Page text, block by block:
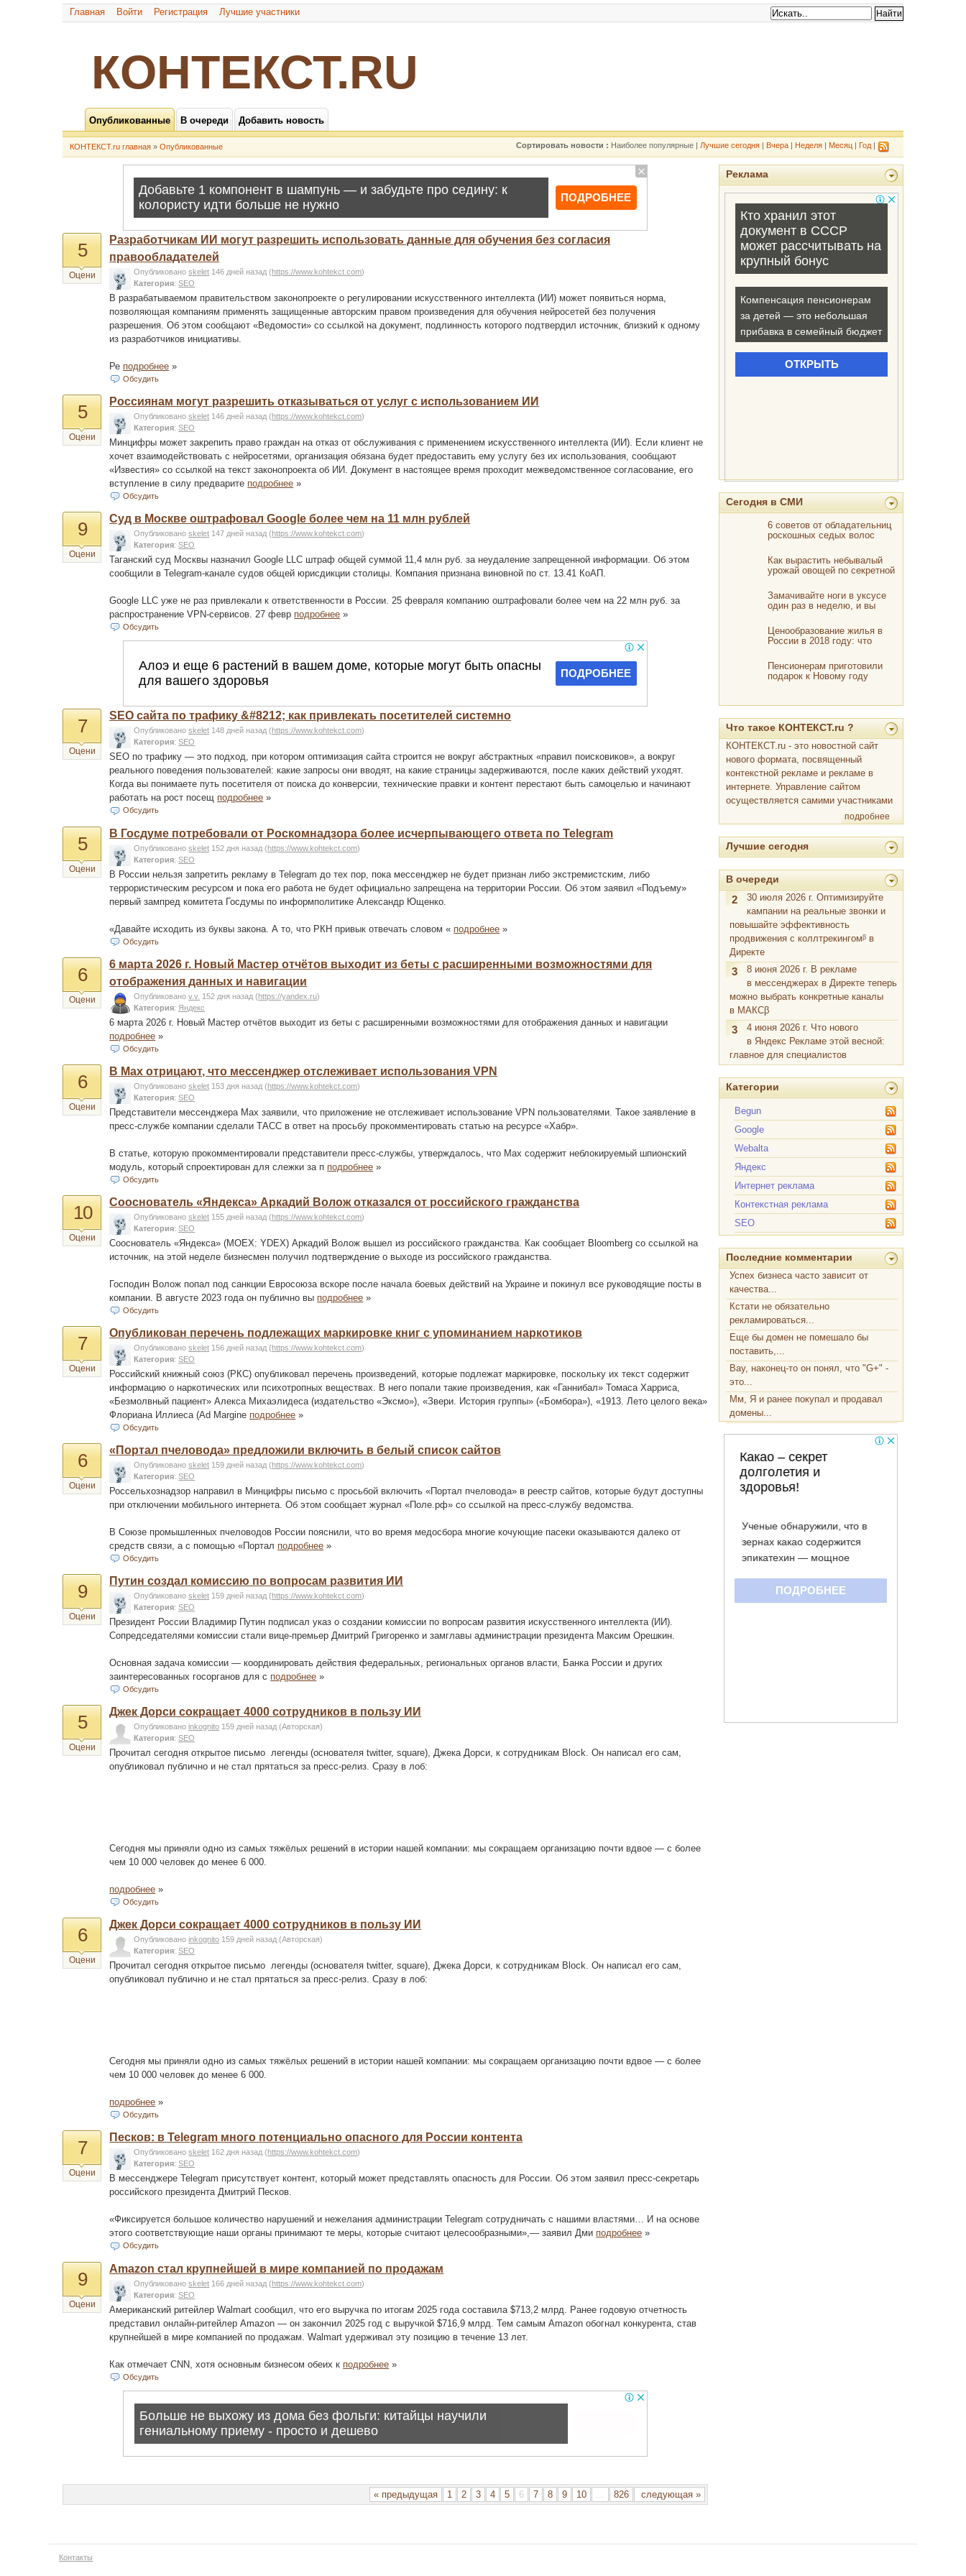
Главная Войти Регистрация Лучшие участники
КОНТЕКСТ.RU
Опубликованные В очереди Добавить новость
КОНТЕКСТ.ru главная »Опубликованные Сортировать новости : Наиболее популярные | Лучшие сегодня| Вчера| Неделя| Месяц| Год|
5
Оцени
Разработчикам ИИ могут разрешить использовать данные для обучения без согласия
правообладателей
Опубликованоskelet 146 дней назад(https://www.kohtekct.com)
Категория:SEO
В разрабатываемом правительством законопроекте о регулировании искусственного интеллекта (ИИ) может появиться норма,
позволяющая компаниям применять защищенные авторским правом произведения для обучения нейросетей без получения
разрешения. Об этом сообщают «Ведомости» со ссылкой на документ, подлинность которого подтвердил источник, близкий к одному
из разработчиков инициативы.
Ре подробнее »
Обсудить
5
Оцени
Россиянам могут разрешить отказываться от услуг с использованием ИИ
Опубликованоskelet 146 дней назад(https://www.kohtekct.com)
Категория:SEO
Минцифры может закрепить право граждан на отказ от обслуживания с применением искусственного интеллекта (ИИ). Если клиент не
хочет взаимодействовать с нейросетями, организация обязана будет предоставить ему услугу без их использования, сообщают
«Известия» со ссылкой на текст законопроекта об ИИ. Документ в настоящее время проходит межведомственное согласование, его
вступление в силу предварите подробнее »
Обсудить
9
Оцени
Суд в Москве оштрафовал Google более чем на 11 млн рублей
Опубликованоskelet 147 дней назад( https://www.kohtekct.com)
Категория:SEO
Таганский суд Москвы назначил Google LLC штраф общей суммой 11,4 млн руб. за неудаление запрещенной информации. Об этом
сообщили в Telegram-канале судов общей юрисдикции столицы. Компания признана виновной по ст. 13.41 КоАП.
Google LLC уже не раз привлекали к ответственности в России. 25 февраля компанию оштрафовали более чем на 22 млн руб. за
распространение VPN-сервисов. 27 февр подробнее »
Обсудить
7
Оцени
SEO сайта по трафику &#8212; как привлекать посетителей системно
Опубликованоskelet 148 дней назад( https://www.kohtekct.com)
Категория:SEO
SEO по трафику — это подход, при котором оптимизация сайта строится не вокруг абстрактных «правил поисковиков», а вокруг
реального поведения пользователей: какие запросы они вводят, на какие страницы задерживаются, после каких действий уходят.
Когда вы понимаете путь посетителя от поиска до конверсии, технические правки и контент перестают быть самоцелью и начинают
работать на рост посещ подробнее »
Обсудить
5
Оцени
В Госдуме потребовали от Роскомнадзора более исчерпывающего ответа по Telegram
Опубликованоskelet 152 дня назад(https://www.kohtekct.com)
Категория:SEO
В России нельзя запретить рекламу в Telegram до тех пор, пока мессенджер не будет признан либо экстремистским, либо
террористическим ресурсом и пока его работа не будет официально запрещена на территории России. Об этом заявил «Подъему»
первый зампред комитета Госдумы по информполитике Александр Ющенко.
«Давайте исходить из буквы закона. А то, что РКН привык отвечать словом « подробнее »
Обсудить
6
Оцени
6 марта 2026 г. Новый Мастер отчётов выходит из беты с расширенными возможностями для
отображения данных и навигации
Опубликованоv.v. 152 дня назад(https://yandex.ru)
Категория: Яндекс
6 марта 2026 г. Новый Мастер отчётов выходит из беты с расширенными возможностями для отображения данных и навигации
подробнее »
Обсудить
6
Оцени
В Max отрицают, что мессенджер отслеживает использования VPN
Опубликованоskelet 153 дня назад(https://www.kohtekct.com)
Категория:SEO
Представители мессенджера Max заявили, что приложение не отслеживает использование VPN пользователями. Такое заявление в
пресс-службе компании сделали ТАСС в ответ на просьбу прокомментировать статью на ресурсе «Хабр».
В статье, которую прокомментировали представители пресс-службы, утверждалось, что Max содержит неблокируемый шпионский
модуль, который спроектирован для слежки за п подробнее »
Обсудить
10
Оцени
Сооснователь «Яндекса» Аркадий Волож отказался от российского гражданства
Опубликованоskelet 155 дней назад(https://www.kohtekct.com)
Категория:SEO
Сооснователь «Яндекса» (MOEX: YDEX) Аркадий Волож вышел из российского гражданства. Как сообщает Bloomberg со ссылкой на
источник, на этой неделе бизнесмен получил подтверждение о выходе из российского гражданства.
Господин Волож попал под санкции Евросоюза вскоре после начала боевых действий на Украине и покинул все руководящие посты в
компании. В августе 2023 года он публично вы подробнее »
Обсудить
7
Оцени
Опубликован перечень подлежащих маркировке книг с упоминанием наркотиков
Опубликованоskelet 156 дней назад(https://www.kohtekct.com)
Категория:SEO
Российский книжный союз (РКС) опубликовал перечень произведений, которые подлежат маркировке, поскольку их текст содержит
информацию о наркотических или психотропных веществах. В него попали такие произведения, как «Ганнибал» Томаса Харриса,
«Безмолвный пациент» Алекса Михаэлидеса (издательство «Эксмо»), «Звери. История группы» («Бомбора»), «1913. Лето целого века»
Флориана Иллиеса (Ad Margine подробнее »
Обсудить
6
Оцени
«Портал пчеловода» предложили включить в белый список сайтов
Опубликованоskelet 159 дней назад(https://www.kohtekct.com)
Категория:SEO
Россельхознадзор направил в Минцифры письмо с просьбой включить «Портал пчеловода» в реестр сайтов, которые будут доступны
при отключении мобильного интернета. Об этом сообщает журнал «Поле.рф» со ссылкой на пресс-службу ведомства.
В Союзе промышленных пчеловодов России пояснили, что во время медосбора многие кочующие пасеки оказываются далеко от
средств связи, а с помощью «Портал подробнее »
Обсудить
9
Оцени
Путин создал комиссию по вопросам развития ИИ
Опубликованоskelet 159 дней назад( https://www.kohtekct.com)
Категория:SEO
Президент России Владимир Путин подписал указ о создании комиссии по вопросам развития искусственного интеллекта (ИИ).
Сопредседателями комиссии стали вице-премьер Дмитрий Григоренко и замглавы администрации президента Максим Орешкин.
Основная задача комиссии — координировать действия федеральных, региональных органов власти, Банка России и других
заинтересованных госорганов для с подробнее »
Обсудить
5
Оцени
Джек Дорси сокращает 4000 сотрудников в пользу ИИ
Опубликованоinkognito 159 дней назад(Авторская)
Категория:SEO
Прочитал сегодня открытое письмо легенды (основателя twitter, square), Джека Дорси, к сотрудникам Block. Он написал его сам,
опубликовал публично и не стал прятаться за пресс-релиз. Сразу в лоб:
Сегодня мы приняли одно из самых тяжёлых решений в истории нашей компании: мы сокращаем организацию почти вдвое — с более
чем 10 000 человек до менее 6 000.
подробнее »
Обсудить
6
Оцени
Джек Дорси сокращает 4000 сотрудников в пользу ИИ
Опубликованоinkognito 159 дней назад(Авторская)
Категория:SEO
Прочитал сегодня открытое письмо легенды (основателя twitter, square), Джека Дорси, к сотрудникам Block. Он написал его сам,
опубликовал публично и не стал прятаться за пресс-релиз. Сразу в лоб:
Сегодня мы приняли одно из самых тяжёлых решений в истории нашей компании: мы сокращаем организацию почти вдвое — с более
чем 10 000 человек до менее 6 000.
подробнее »
Обсудить
7
Оцени
Песков: в Telegram много потенциально опасного для России контента
Опубликованоskelet 162 дня назад( https://www.kohtekct.com)
Категория:SEO
В мессенджере Telegram присутствует контент, который может представлять опасность для России. Об этом заявил пресс-секретарь
российского президента Дмитрий Песков.
«Фиксируется большое количество нарушений и нежелания администрации Telegram сотрудничать с нашими властями… И на основе
этого соответствующие наши органы принимают те меры, которые считают целесообразными»,— заявил Дми подробнее »
Обсудить
9
Оцени
Amazon стал крупнейшей в мире компанией по продажам
Опубликованоskelet 166 дней назад(https://www.kohtekct.com)
Категория:SEO
Американский ритейлер Walmart сообщил, что его выручка по итогам 2025 года составила $713,2 млрд. Ранее годовую отчетность
представил онлайн-ритейлер Amazon — он закончил 2025 год с выручкой $716,9 млрд. Тем самым Amazon обогнал конкурента, став
крупнейшей в мире компанией по продажам. Walmart удерживал эту позицию в течение 13 лет.
Как отмечает CNN, хотя основным бизнесом обеих к подробнее »
Обсудить
« предыдущая 1 2 3 4 5 6 7 8 9 10 826 следующая »
Реклама
Сегодня в СМИ
6 советов от обладательниц
роскошных седых волос
Как вырастить небывалый
урожай овощей по секретной
Замачивайте ноги в уксусе
один раз в неделю, и вы
ваши болезни
Ценообразование жилья в
России в 2018 году: что
экспертов
Пенсионерам приготовили
подарок к Новому году
Что такое КОНТЕКСТ.ru ?
КОНТЕКСТ.ru - это новостной сайт
нового формата, посвященный
контекстной рекламе и рекламе в
интернете. Управление сайтом
осуществляется самими участниками
подробнее
Лучшие сегодня
В очереди
2
30 июля 2026 г. Оптимизируйте
кампании на реальные звонки и
повышайте эффективность
продвижения с коллтрекингомᵝ в
Директе
3
8 июня 2026 г. В рекламе
в мессенджерах в Директе теперь
можно выбрать конкретные каналы
в МАКСβ
3
4 июня 2026 г. Что нового
в Яндекс Рекламе этой весной:
главное для специалистов
Категории
Begun
Google
Webalta
Яндекс
Интернет реклама
Контекстная реклама
SEO
Последние комментарии
Успех бизнеса часто зависит от
качества...
Кстати не обязательно
рекламироваться...
Еще бы домен не помешало бы
поставить,...
Вау, наконец-то он понял, что "G+" -
это...
Мм, Я и ранее покупал и продавал
домены...
Контакты